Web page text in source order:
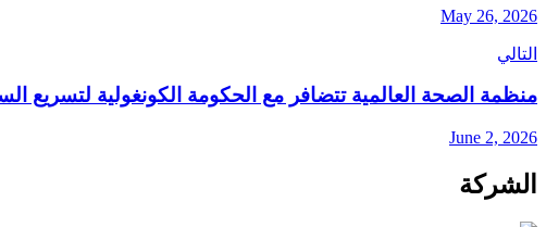
May 26, 2026
التالي
منظمة الصحة العالمية تتضافر مع الحكومة الكونغولية لتسريع
June 2, 2026
الشركة